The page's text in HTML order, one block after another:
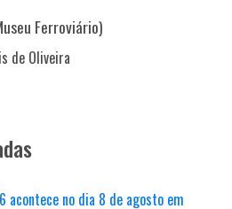
Ferroviário)
de Oliveira
acontece no dia 8 de agosto em